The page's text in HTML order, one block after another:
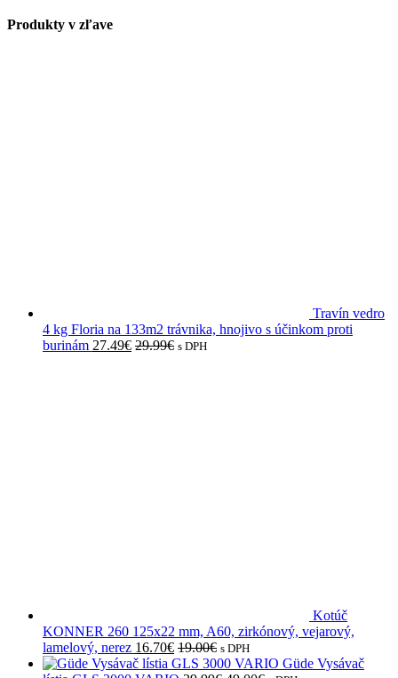
Produkty v zľave
Travín vedro
4 kg Floria na 133m2 trávnika, hnojivo s účinkom proti
burinám 27.49€ 29.99€ s DPH
Kotúč
KONNER 260 125x22 mm, A60, zirkónový, vejarový,
lamelový, nerez 16.70€ 19.00€ s DPH
Güde Vysávač